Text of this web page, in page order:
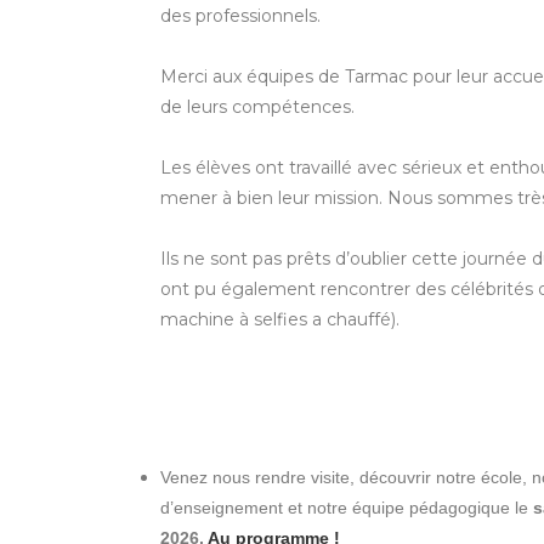
des professionnels.
Merci aux équipes de Tarmac pour leur
de leurs compétences.
Les élèves ont travaillé avec sérieux et
mener à bien leur mission. Nous sommes
Ils ne sont pas prêts d’oublier cette journée
ont pu également rencontrer des célébrités
machine à selfies a chauffé).
Venez nous rendre visite, découvrir notre école,
d’enseignement et notre équipe pédagogique le
2026. Au programme !